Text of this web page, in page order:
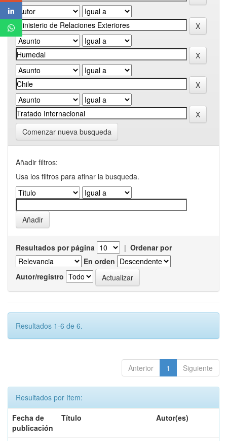
Comenzar nueva busqueda
Añadir filtros:
Usa los filtros para afinar la busqueda.
Resultados por página | Ordenar por
En orden
Autor/registro
Resultados 1-6 de 6.
Anterior 1 Siguiente
Resultados por ítem:
Fecha de
publicación
Título Autor(es)